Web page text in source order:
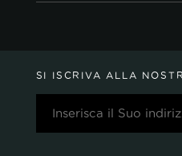
SI ISCRIVA ALLA